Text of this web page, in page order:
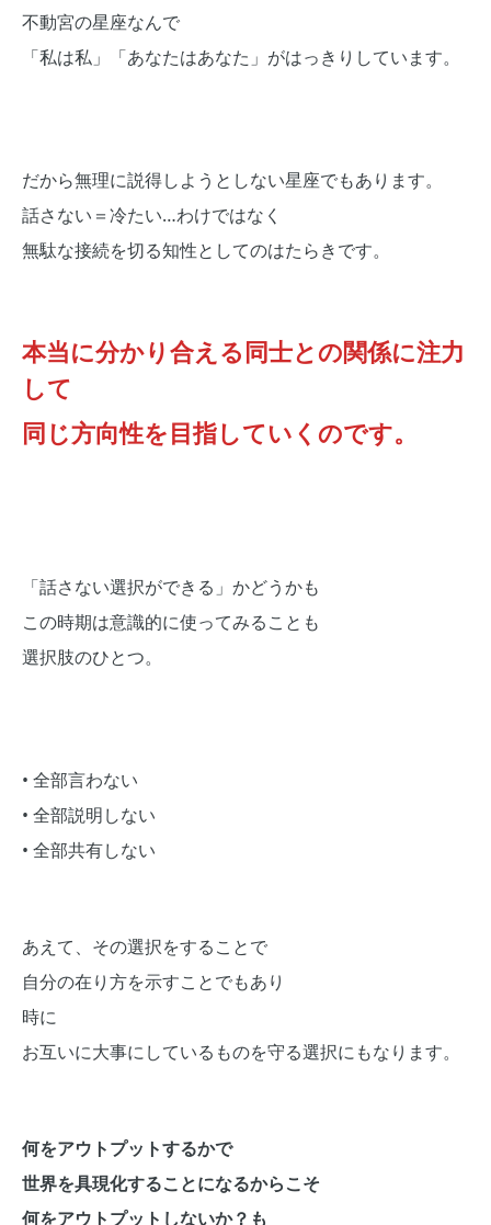
不動宮の星座なんで
「私は私」「あなたはあなた」がはっきりしています。
だから無理に説得しようとしない星座でもあります。
話さない＝冷たい…わけではなく
無駄な接続を切る知性としてのはたらきです。
本当に分かり合える同士との関係に注力
して
同じ方向性を目指していくのです。
「話さない選択ができる」かどうかも
この時期は意識的に使ってみることも
選択肢のひとつ。
• 全部言わない
• 全部説明しない
• 全部共有しない
あえて、その選択をすることで
自分の在り方を示すことでもあり
時に
お互いに大事にしているものを守る選択にもなります。
何をアウトプットするかで
世界を具現化することになるからこそ
何をアウトプットしないか？も